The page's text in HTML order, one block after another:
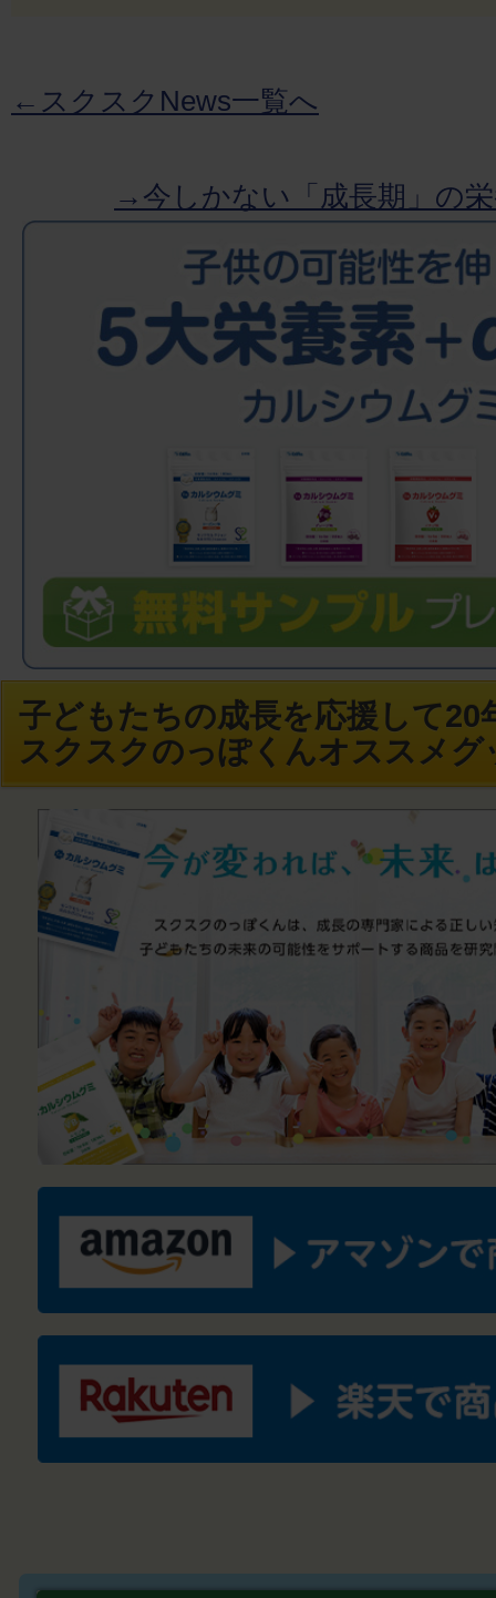
←スクスクNews一覧へ
→今しかない「成長期」の
子どもたちの成長を応援して20
スクスクのっぽくんオススメグ